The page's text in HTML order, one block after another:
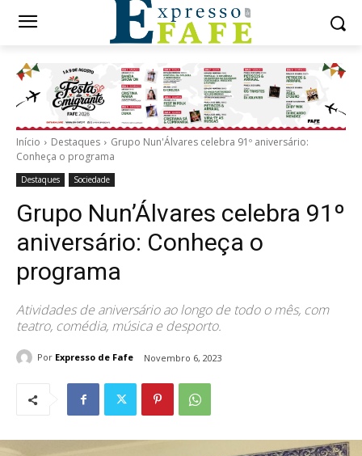
Início Destaques
Grupo Nun'Álvares celebra 91º aniversário:
Conheça o programa
Destaques Sociedade
Grupo Nun’Álvares celebra 91º
aniversário: Conheça o
programa
Atividades de aniversário ao longo de todo o mês, com
teatro, comédia, música e desporto.
Por Expresso de Fafe Novembro 6, 2023